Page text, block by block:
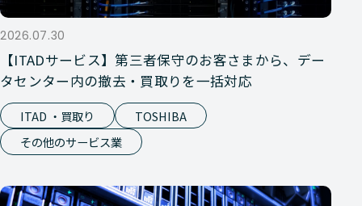
2026.07.30
【ITADサービス】第三者保守のお客さまから、デー
タセンター内の撤去・買取りを一括対応
ITAD ・買取り
TOSHIBA
その他のサービス業